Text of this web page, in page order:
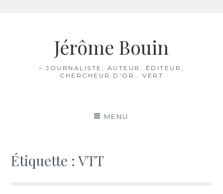
Jérôme Bouin
– JOURNALISTE, AUTEUR, ÉDITEUR,
CHERCHEUR D'OR… VERT
MENU
Étiquette :VTT